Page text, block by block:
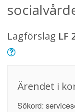
Lagförslag LF
Ärendet i
Sökord: